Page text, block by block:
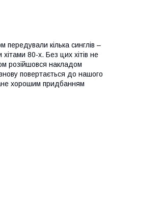
кілька синглів –
80-х. Без цих хітів не
розійшовся накладом
повертається до нашого
хорошим придбанням